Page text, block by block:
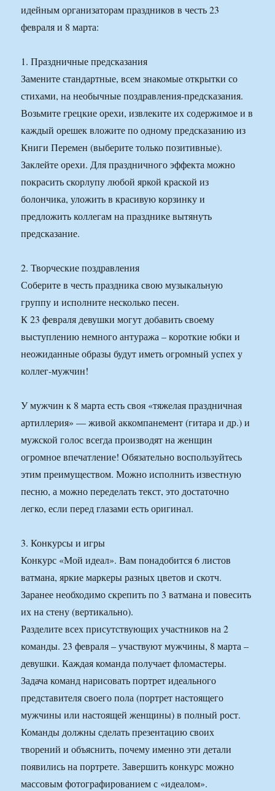
идейным организаторам праздников в честь 23
февраля и 8 марта:
1. Праздничные предсказания
Замените стандартные, всем знакомые открытки со
стихами, на необычные поздравления-предсказания.
Возьмите грецкие орехи, извлеките их содержимое и в
каждый орешек вложите по одному предсказанию из
Книги Перемен (выберите только позитивные).
Заклейте орехи. Для праздничного эффекта можно
покрасить скорлупу любой яркой краской из
болончика, уложить в красивую корзинку и
предложить коллегам на празднике вытянуть
предсказание.
2. Творческие поздравления
Соберите в честь праздника свою музыкальную
группу и исполните несколько песен.
К 23 февраля девушки могут добавить своему
выступлению немного антуража – короткие юбки и
неожиданные образы будут иметь огромный успех у
коллег-мужчин!
У мужчин к 8 марта есть своя «тяжелая праздничная
артиллерия» — живой аккомпанемент (гитара и др.) и
мужской голос всегда производят на женщин
огромное впечатление! Обязательно воспользуйтесь
этим преимуществом. Можно исполнить известную
песню, а можно переделать текст, это достаточно
легко, если перед глазами есть оригинал.
3. Конкурсы и игры
Конкурс «Мой идеал». Вам понадобится 6 листов
ватмана, яркие маркеры разных цветов и скотч.
Заранее необходимо скрепить по 3 ватмана и повесить
их на стену (вертикально).
Разделите всех присутствующих участников на 2
команды. 23 февраля – участвуют мужчины, 8 марта –
девушки. Каждая команда получает фломастеры.
Задача команд нарисовать портрет идеального
представителя своего пола (портрет настоящего
мужчины или настоящей женщины) в полный рост.
Команды должны сделать презентацию своих
творений и объяснить, почему именно эти детали
появились на портрете. Завершить конкурс можно
массовым фотографированием с «идеалом».